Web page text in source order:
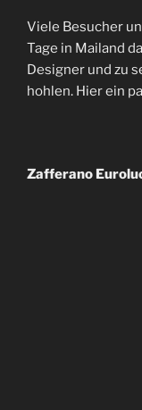
Viele Besucher
Tage in Mailand
Designer und zu
hohlen. Hier ein
Zafferano